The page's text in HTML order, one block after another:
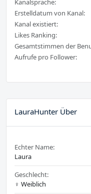
Kanalsprache:
Erstelldatum von Kanal:
Kanal existiert:
Likes Ranking:
Gesamtstimmen der
Aufrufe pro Follower:
LauraHunter Über
Echter Name:
Laura
Geschlecht:
♀️ Weiblich